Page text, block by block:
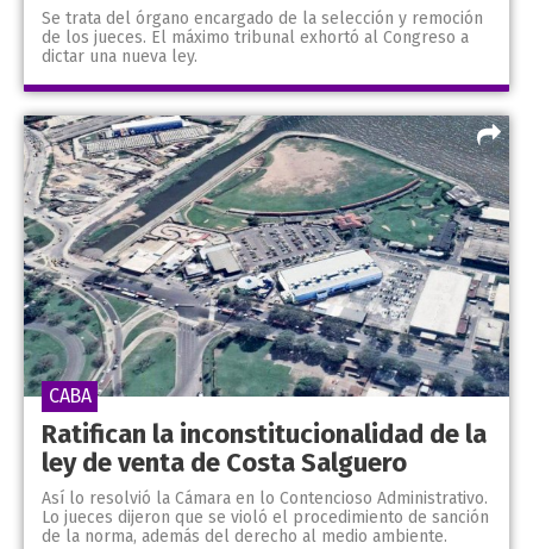
Se trata del órgano encargado de la selección y remoción
de los jueces. El máximo tribunal exhortó al Congreso a
dictar una nueva ley.
Ratifican la inconstitucionalidad de la
ley de venta de Costa Salguero
Así lo resolvió la Cámara en lo Contencioso Administrativo.
Lo jueces dijeron que se violó el procedimiento de sanción
de la norma, además del derecho al medio ambiente.
CABA